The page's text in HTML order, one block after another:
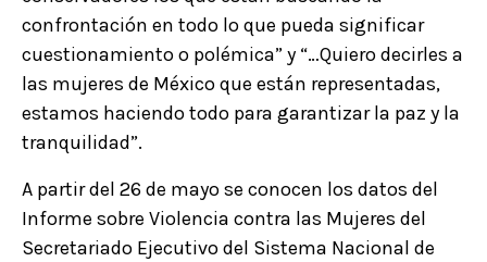
confrontación en todo lo que pueda significar
cuestionamiento o polémica” y “…Quiero decirles a
las mujeres de México que están representadas,
estamos haciendo todo para garantizar la paz y la
tranquilidad”.
A partir del 26 de mayo se conocen los datos del
Informe sobre Violencia contra las Mujeres del
Secretariado Ejecutivo del Sistema Nacional de